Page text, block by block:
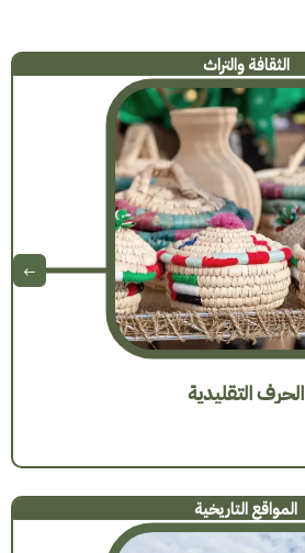
الثقافة والتراث
الحرف التقليدية
المواقع التاريخية